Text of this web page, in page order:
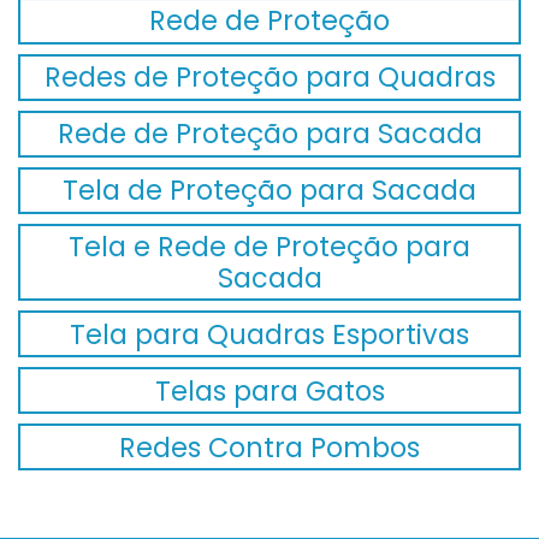
Rede de Proteção
Redes de Proteção para Quadras
Rede de Proteção para Sacada
Tela de Proteção para Sacada
Tela e Rede de Proteção para
Sacada
Tela para Quadras Esportivas
Telas para Gatos
Redes Contra Pombos